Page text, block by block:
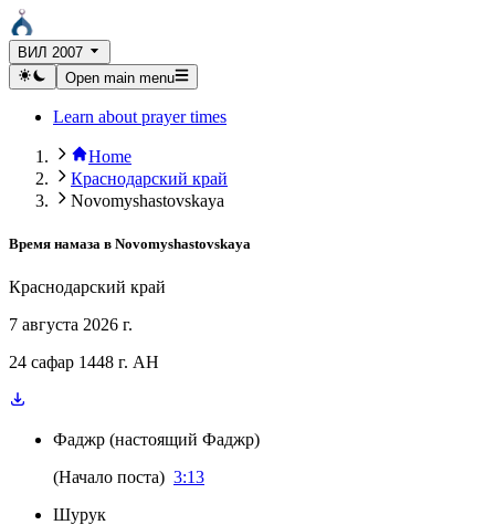
ВИЛ 2007
Open main menu
Learn about prayer times
Home
Краснодарский край
Novomyshastovskaya
Время намаза в Novomyshastovskaya
Краснодарский край
7 августа 2026 г.
24 сафар 1448 г. AH
Фаджр (настоящий Фаджр)
(Начало поста) 3:13
Шурук